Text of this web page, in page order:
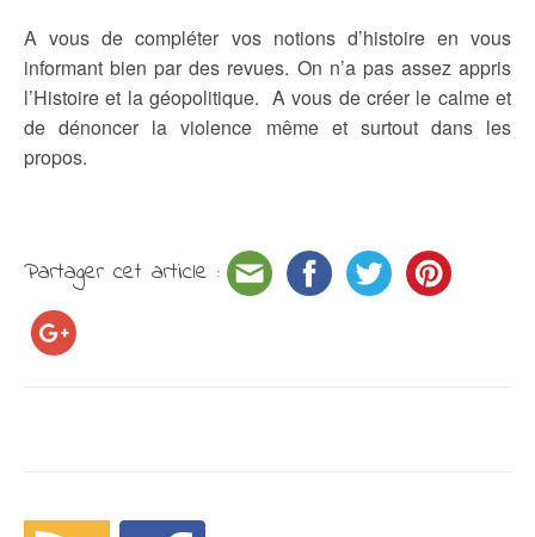
A vous de compléter vos notions d’histoire en vous
informant bien par des revues. On n’a pas assez appris
l’Histoire et la géopolitique. A vous de créer le calme et
de dénoncer la violence même et surtout dans les
propos.
Partager cet article :